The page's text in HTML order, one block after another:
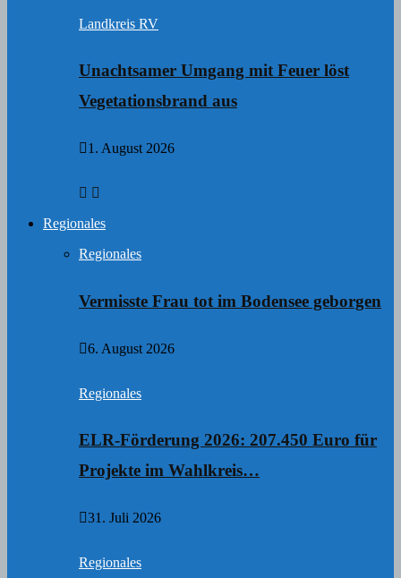
Landkreis RV
Unachtsamer Umgang mit Feuer löst
Vegetationsbrand aus
1. August 2026
Regionales
Regionales
Vermisste Frau tot im Bodensee geborgen
6. August 2026
Regionales
ELR-Förderung 2026: 207.450 Euro für
Projekte im Wahlkreis…
31. Juli 2026
Regionales